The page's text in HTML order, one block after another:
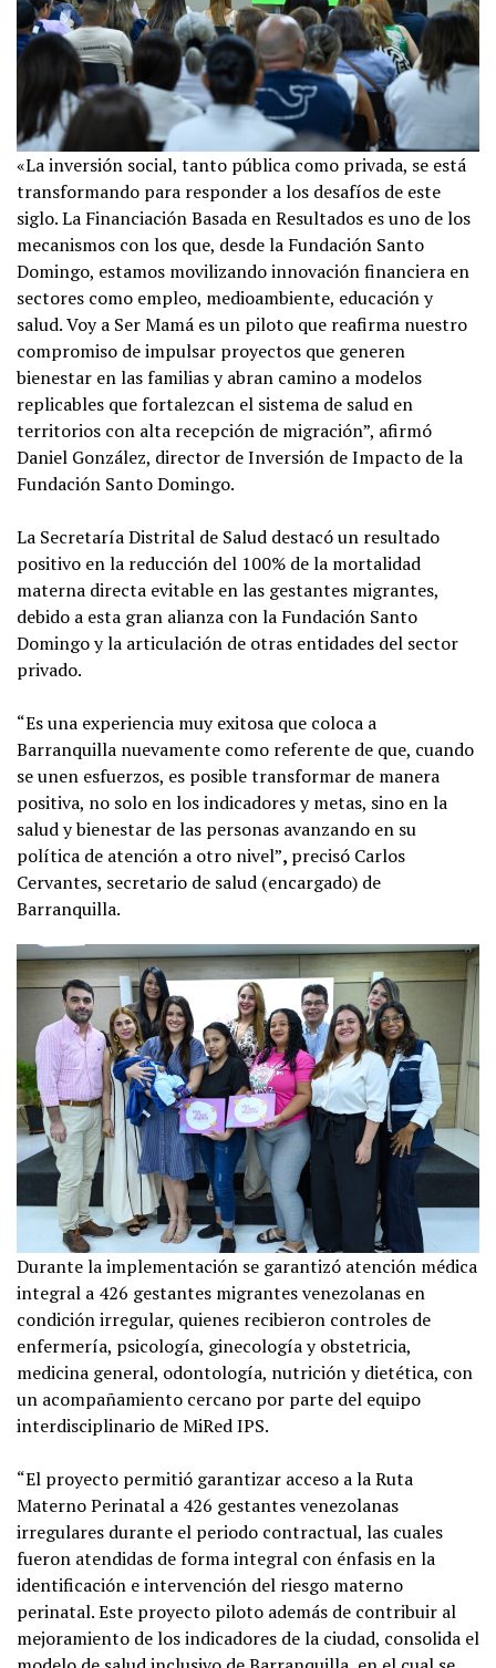
«La inversión social, tanto pública como privada, se está
transformando para responder a los desafíos de este
siglo. La Financiación Basada en Resultados es uno de los
mecanismos con los que, desde la Fundación Santo
Domingo, estamos movilizando innovación financiera en
sectores como empleo, medioambiente, educación y
salud. Voy a Ser Mamá es un piloto que reafirma nuestro
compromiso de impulsar proyectos que generen
bienestar en las familias y abran camino a modelos
replicables que fortalezcan el sistema de salud en
territorios con alta recepción de migración”, afirmó
Daniel González, director de Inversión de Impacto de la
Fundación Santo Domingo.
La Secretaría Distrital de Salud destacó un resultado
positivo en la reducción del 100% de la mortalidad
materna directa evitable en las gestantes migrantes,
debido a esta gran alianza con la Fundación Santo
Domingo y la articulación de otras entidades del sector
privado.
“Es una experiencia muy exitosa que coloca a
Barranquilla nuevamente como referente de que, cuando
se unen esfuerzos, es posible transformar de manera
positiva, no solo en los indicadores y metas, sino en la
salud y bienestar de las personas avanzando en su
política de atención a otro nivel”, precisó Carlos
Cervantes, secretario de salud (encargado) de
Barranquilla.
Durante la implementación se garantizó atención médica
integral a 426 gestantes migrantes venezolanas en
condición irregular, quienes recibieron controles de
enfermería, psicología, ginecología y obstetricia,
medicina general, odontología, nutrición y dietética, con
un acompañamiento cercano por parte del equipo
interdisciplinario de MiRed IPS.
“El proyecto permitió garantizar acceso a la Ruta
Materno Perinatal a 426 gestantes venezolanas
irregulares durante el periodo contractual, las cuales
fueron atendidas de forma integral con énfasis en la
identificación e intervención del riesgo materno
perinatal. Este proyecto piloto además de contribuir al
mejoramiento de los indicadores de la ciudad, consolida el